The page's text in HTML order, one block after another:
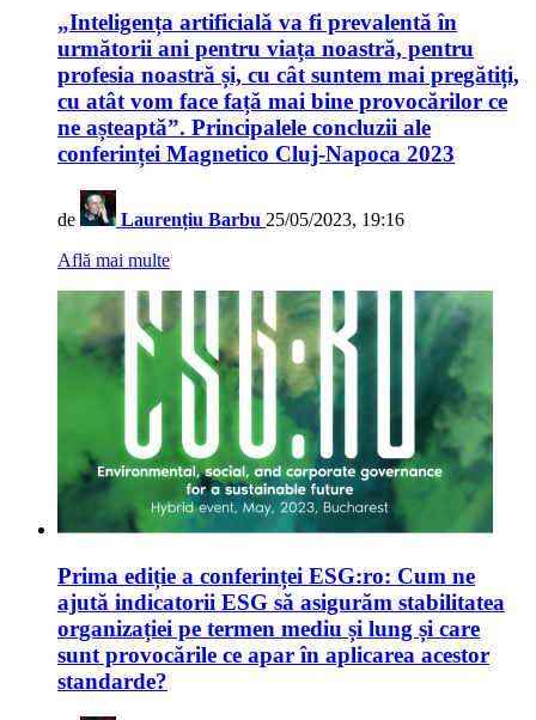
„Inteligența artificială va fi prevalentă în
următorii ani pentru viața noastră, pentru
profesia noastră și, cu cât suntem mai pregătiți,
cu atât vom face față mai bine provocărilor ce
ne așteaptă”. Principalele concluzii ale
conferinței Magnetico Cluj-Napoca 2023
de Laurențiu Barbu 25/05/2023, 19:16
Află mai multe
Prima ediție a conferinței ESG:ro: Cum ne
ajută indicatorii ESG să asigurăm stabilitatea
organizației pe termen mediu și lung și care
sunt provocările ce apar în aplicarea acestor
standarde?